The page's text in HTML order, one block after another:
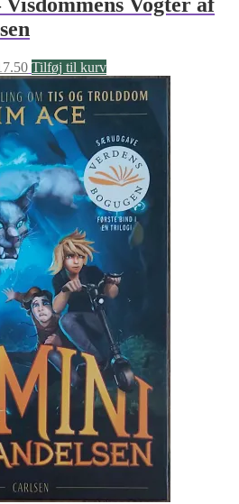
Visdommens Vogter af
Den
aktuelle
pris
er:
kr. 17.50.
Tilføj til kurv